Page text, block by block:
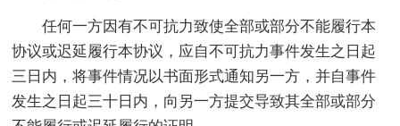
任何一方因有不可抗力致使全部或部分不能履行本
协议或迟延履行本协议，应自不可抗力事件发生之日起
三日内，将事件情况以书面形式通知另一方，并自事件
发生之日起三十日内，向另一方提交导致其全部或部分